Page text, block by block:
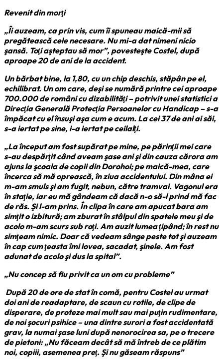
Revenit din morţi
„Îi auzeam, ca prin vis, cum îi spuneau maică-mii să
pregătească cele necesare. Nu mi-a dat nimeni nicio
şansă. Toţi aşteptau să mor”, povesteşte Costel, după
aproape 20 de ani de la accident.
Un bărbat bine, la 1,80, cu un chip deschis, stăpân pe el,
echilibrat. Un om care, deşi se numără printre cei aproape
700.000 de români cu dizabilităţi – potrivit unei statistici a
Direcţia Generală Protecţia Persoanelor cu Handicap – s-a
împăcat cu el însuşi aşa cum e acum. La cei 37 de ani ai săi,
s-a iertat pe sine, i-a iertat pe ceilalţi.
„La început am fost supărat pe mine, pe părinţii mei care
s-au despărţit când aveam şase ani şi din cauza cărora am
ajuns la şcoala de copii din Dorohoi; pe maică-mea, care
încerca să mă oprească, în ziua accidentului. Din mâna ei
m-am smuls şi am fugit, nebun, către tramvai. Vagonul era
în staţie, iar eu mă gândeam că dacă n-o să-l prind mă fac
de răs. Şi l-am prins. În clipa în care am apucat bara am
simţit o izbitură; am zburat în stâlpul din spatele meu şi de
acolo m-am scurs sub roţi. Am auzit lumea ţipând; în rest nu
simţeam nimic. Doar că vedeam sânge peste tot şi auzeam
în cap cum ţeasta îmi lovea, sacadat, şinele. Am fost
adunat de acolo şi dus la spital”.
„Nu concep să fiu privit ca un om cu probleme”
După 20 de ore de stat în comă, pentru Costel au urmat
doi ani de readaptare, de scaun cu rotile, de clipe de
disperare, de proteze mai mult sau mai puţin rudimentare,
de noi şocuri psihice – una dintre surori a fost accidentată
grav, la numai şase luni după nenorocirea sa, pe o trecere
de pietoni: „Nu făceam decât să mă întreb de ce plătim
noi, copiii, asemenea preţ. Şi nu găseam răspuns”